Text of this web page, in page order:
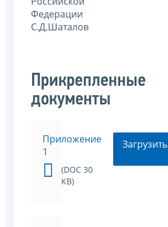
Федерации
С.Д.Шаталов
Прикрепленные
документы
Приложение
1
(DOC 30
KB)
Загрузить